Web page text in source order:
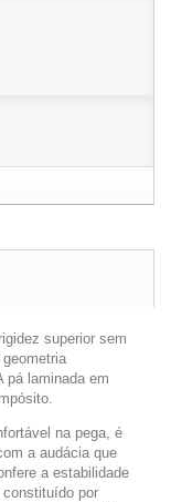
rigidez superior sem
geometria
pá laminada em
na pega , é
a audácia que
a estabilidade
por